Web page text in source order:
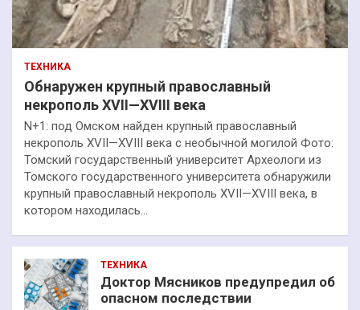
ТЕХНИКА
Обнаружен крупный православный
некрополь XVII—XVIII века
N+1: под Омском найден крупный православный
некрополь XVII—XVIII века с необычной могилой Фото:
Томский государственный университет Археологи из
Томского государственного университета обнаружили
крупный православный некрополь XVII—XVIII века, в
котором находилась…
ТЕХНИКА
Доктор Мясников предупредил об
опасном последствии